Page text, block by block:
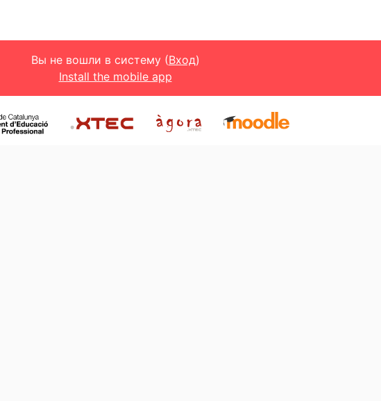
Вы не вошли в систему (Вход)
Install the mobile app